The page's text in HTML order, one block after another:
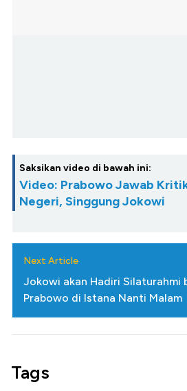
Saksikan video di bawah ini:
Video: Prabowo Jawab
Negeri, Singgung Jokowi
Next Article
Jokowi akan Hadiri Silaturahmi
Prabowo di Istana Nanti Malam
Tags